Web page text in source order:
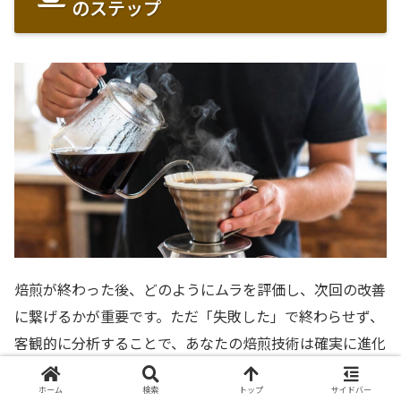
のステップ
焙煎が終わった後、どのようにムラを評価し、次回の改善
に繋げるかが重要です。ただ「失敗した」で終わらせず、
客観的に分析することで、あなたの焙煎技術は確実に進化
していきます。そのためのチェック方法を学びましょう。
ホーム 検索 トップ サイドバー